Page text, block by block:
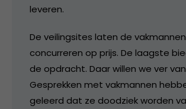
leveren.
De veilingsites laten de vakmannen
concurreren op prijs. De laagste
de opdracht. Daar willen we ver
Gesprekken met vakmannen
geleerd dat ze doodziek worden